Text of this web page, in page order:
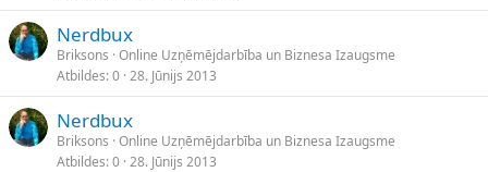
Nerdbux
Briksons Online Uzņēmējdarbība un Biznesa Izaugsme
Atbildes 0 28. Jūnijs 2013
Nerdbux
Briksons Online Uzņēmējdarbība un Biznesa Izaugsme
Atbildes 0 28. Jūnijs 2013